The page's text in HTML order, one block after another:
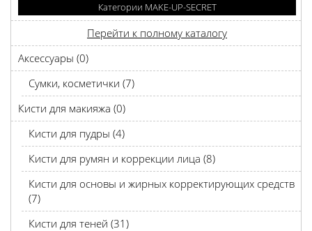
Категории MAKE-UP-SECRET
Перейти к полному каталогу
Аксессуары (0)
Сумки, косметички (7)
Кисти для макияжа (0)
Кисти для пудры (4)
Кисти для румян и коррекции лица (8)
Кисти для основы и жирных корректирующих средств
(7)
Кисти для теней (31)